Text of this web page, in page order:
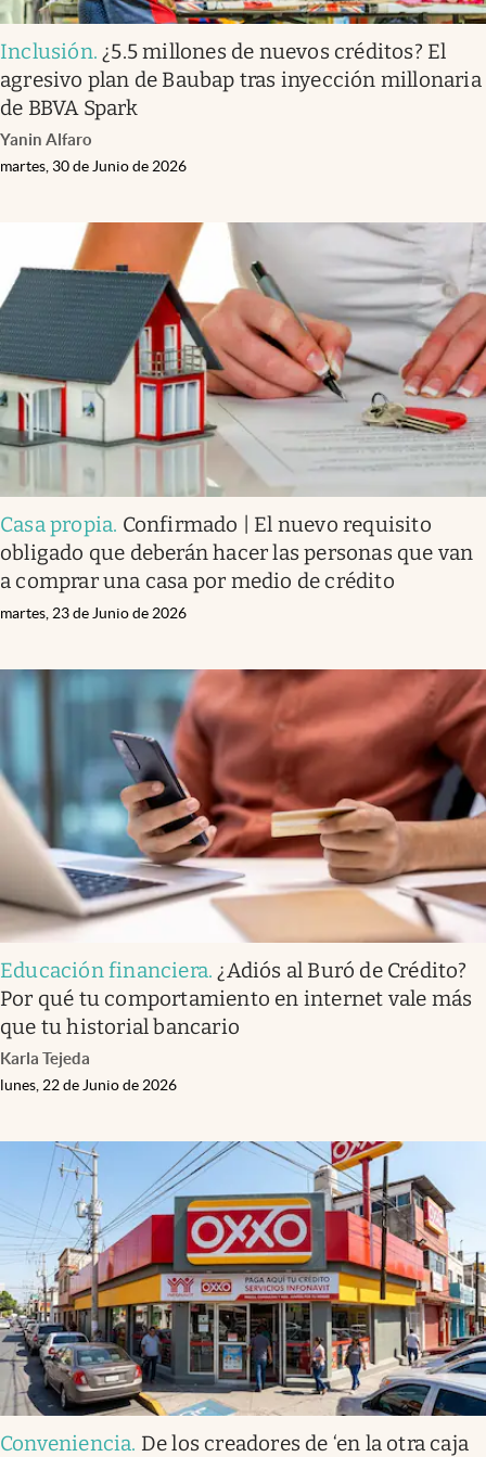
Inclusión. ¿5.5 millones de nuevos créditos? El
agresivo plan de Baubap tras inyección millonaria
de BBVA Spark
Yanin Alfaro
martes, 30 de Junio de 2026
Casa propia. Confirmado | El nuevo requisito
obligado que deberán hacer las personas que van
a comprar una casa por medio de crédito
martes, 23 de Junio de 2026
Educación financiera. ¿Adiós al Buró de Crédito?
Por qué tu comportamiento en internet vale más
que tu historial bancario
Karla Tejeda
lunes, 22 de Junio de 2026
Conveniencia. De los creadores de ‘en la otra caja